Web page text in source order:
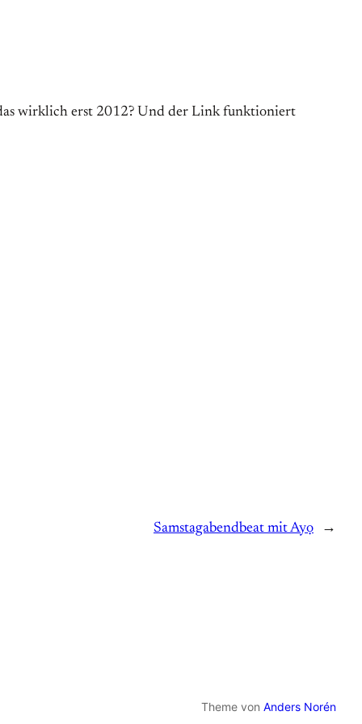
wirklich erst 2012? Und der Link funktioniert
Samstagabendbeat mit Ayọ →
Theme von Anders Norén